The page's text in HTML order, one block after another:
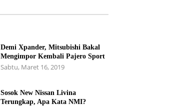
Demi Xpander, Mitsubishi Bakal
Mengimpor Kembali Pajero Sport
Sabtu, Maret 16, 2019
Sosok New Nissan Livina
Terungkap, Apa Kata NMI?